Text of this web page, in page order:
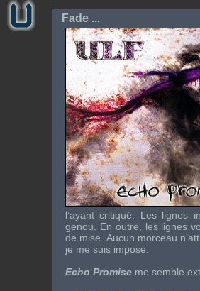
Fade ...
l’ayant critiqué. Les lignes
genou. En outre, les lignes
de mise. Aucun morceau
je me suis imposé.
Echo Promise me semble